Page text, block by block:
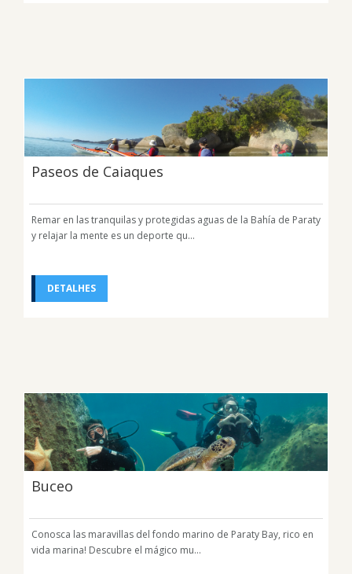
Paseos de Caiaques
Remar en las tranquilas y protegidas aguas de la Bahía de Paraty
y relajar la mente es un deporte qu...
DETALHES
Buceo
Conosca las maravillas del fondo marino de Paraty Bay, rico en
vida marina! Descubre el mágico mu...